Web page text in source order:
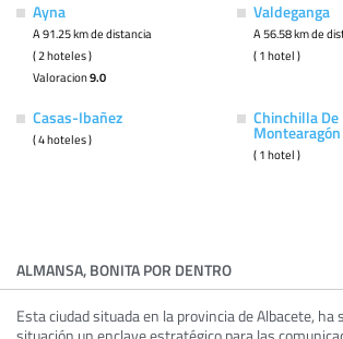
Ayna
A 91.25 km de distancia
( 2 hoteles )
Valoracion9.0
Valdeganga
A 56.58 km de
( 1 hotel )
Casas-Ibañez
( 4 hoteles )
Chinchilla De
Montearagón
( 1 hotel )
ALMANSA, BONITA POR DENTRO
Esta ciudad situada en la provincia de Albacete, ha